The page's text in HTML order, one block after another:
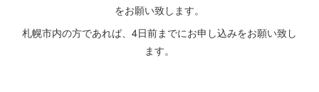
をお願い致します。
札幌市内の方であれば、4日前までにお申し込みをお願い致し
ます。